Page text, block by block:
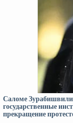
Саломе
государственные
прекращение